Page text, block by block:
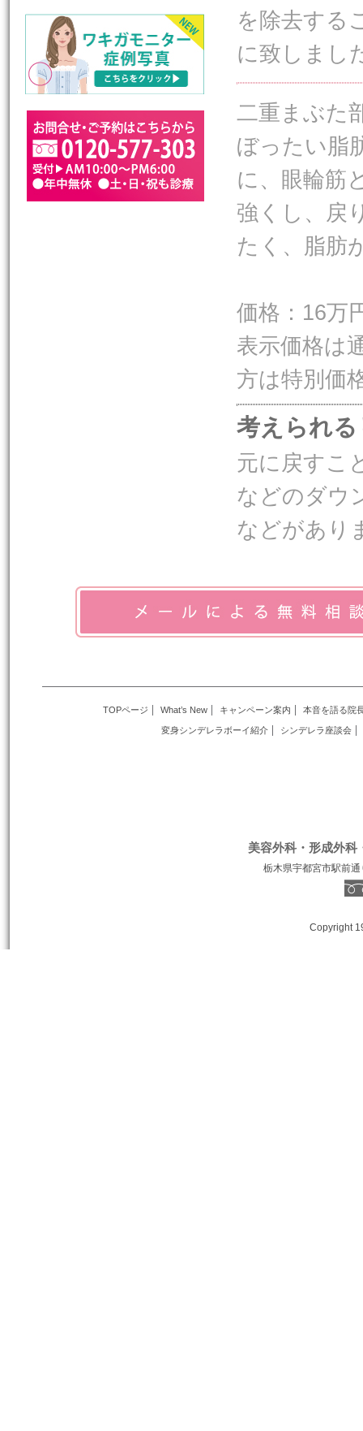
を除去する
に致しまし
二重まぶた
ぼったい脂
に、眼輪筋
強くし、戻
たく、脂肪
価格：16万
表示価格は
方は特別価
考えられ
元に戻すこ
などのダウ
などがあり
TOPページ What’s New キャンペーン案内 本音を語る院
変身シンデレラボーイ紹介 シンデレラ座談会
美容外科・形成外科
栃木県宇都宮市駅前
Copyright